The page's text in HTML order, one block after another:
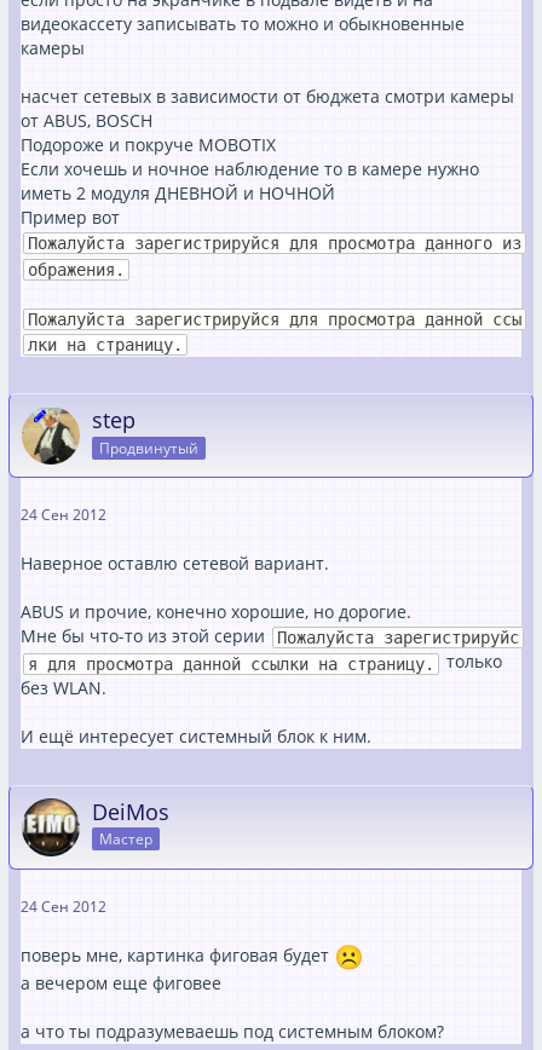
видеокассету записывать то можно и обыкновенные
камеры
насчет сетевых в зависимости от бюджета смотри камеры
от ABUS, BOSCH
Подороже и покруче MOBOTIX
Если хочешь и ночное наблюдение то в камере нужно
иметь 2 модуля ДНЕВНОЙ и НОЧНОЙ
Пример вот
Пожалуйста зарегистрируйся для просмотра данного из
ображения.
Пожалуйста зарегистрируйся для просмотра данной ссы
лки на страницу.
step
Продвинутый
24 Сен 2012
Наверное оставлю сетевой вариант.
ABUS и прочие, конечно хорошие, но дорогие.
Мне бы что-то из этой серии
Пожалуйста зарегистрируйс
я для просмотра данной ссылки на страницу.
только
без WLAN.
И ещё интересует системный блок к ним.
DeiMos
Мастер
24 Сен 2012
поверь мне, картинка фиговая будет
а вечером еще фиговее
а что ты подразумеваешь под системным блоком?